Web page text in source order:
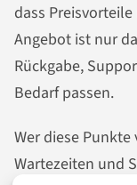
dass
Angebot ist nur
Rückgabe,
Bedarf passen.
Wer diese
Wartezeiten und